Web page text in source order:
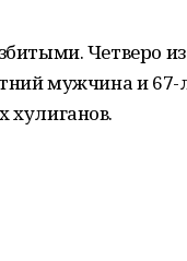
Четверо
мужчина и 67-
хулиганов.